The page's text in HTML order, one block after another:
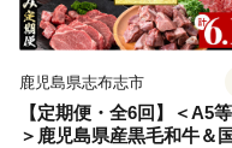
鹿児島県志布志市
【定期便・全6回】＜A5
＞鹿児島県産黒毛和牛＆